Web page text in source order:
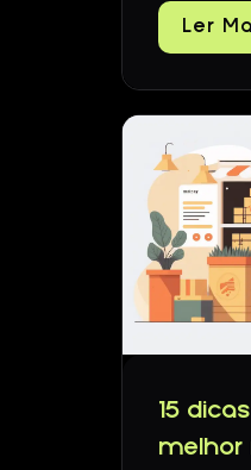
Ler
15
melhor